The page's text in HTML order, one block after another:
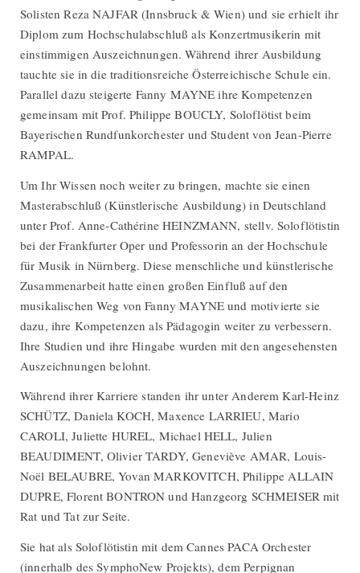
Solisten Reza NAJFAR (Innsbruck & Wien) und sie erhielt ihr
Diplom zum Hochschulabschluß als Konzertmusikerin mit
einstimmigen Auszeichnungen. Während ihrer Ausbildung
tauchte sie in die traditionsreiche Österreichische Schule ein.
Parallel dazu steigerte Fanny MAYNE ihre Kompetenzen
gemeinsam mit Prof. Philippe BOUCLY, Soloflötist beim
Bayerischen Rundfunkorchester und Student von Jean-Pierre
RAMPAL.
Um Ihr Wissen noch weiter zu bringen, machte sie einen
Masterabschluß (Künstlerische Ausbildung) in Deutschland
unter Prof. Anne-Cathérine HEINZMANN, stellv. Soloflötistin
bei der Frankfurter Oper und Professorin an der Hochschule
für Musik in Nürnberg. Diese menschliche und künstlerische
Zusammenarbeit hatte einen großen Einfluß auf den
musikalischen Weg von Fanny MAYNE und motivierte sie
dazu, ihre Kompetenzen als Pädagogin weiter zu verbessern.
Ihre Studien und ihre Hingabe wurden mit den angesehensten
Auszeichnungen belohnt.
Während ihrer Karriere standen ihr unter Anderem Karl-Heinz
SCHÜTZ, Daniela KOCH, Maxence LARRIEU, Mario
CAROLI, Juliette HUREL, Michael HELL, Julien
BEAUDIMENT, Olivier TARDY, Geneviève AMAR, Louis-
Noël BELAUBRE, Yovan MARKOVITCH, Philippe ALLAIN
DUPRE, Florent BONTRON und Hanzgeorg SCHMEISER mit
Rat und Tat zur Seite.
Sie hat als Soloflötistin mit dem Cannes PACA Orchester
(innerhalb des SymphoNew Projekts), dem Perpignan